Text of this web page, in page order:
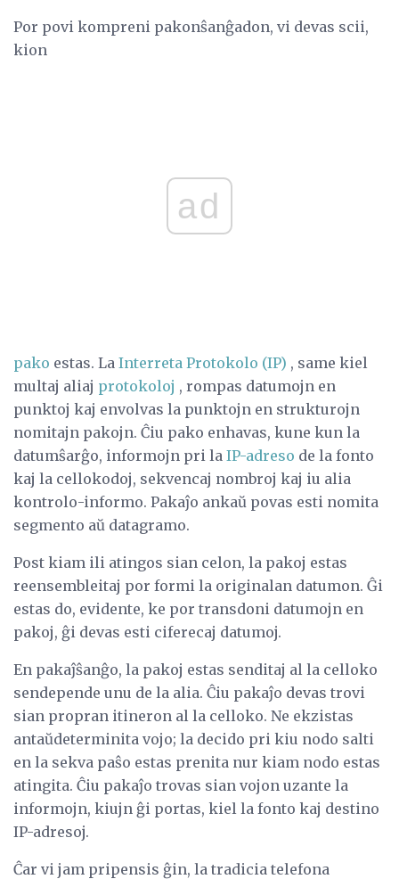
Por povi kompreni pakonŝanĝadon, vi devas scii,
kion
ad
pako estas. La Interreta Protokolo (IP) , same kiel
multaj aliaj protokoloj , rompas datumojn en
punktoj kaj envolvas la punktojn en strukturojn
nomitajn pakojn. Ĉiu pako enhavas, kune kun la
datumŝarĝo, informojn pri la IP-adreso de la fonto
kaj la cellokodoj, sekvencaj nombroj kaj iu alia
kontrolo-informo. Pakaĵo ankaŭ povas esti nomita
segmento aŭ datagramo.
Post kiam ili atingos sian celon, la pakoj estas
reensembleitaj por formi la originalan datumon. Ĝi
estas do, evidente, ke por transdoni datumojn en
pakoj, ĝi devas esti ciferecaj datumoj.
En pakaĵŝanĝo, la pakoj estas senditaj al la celloko
sendepende unu de la alia. Ĉiu pakaĵo devas trovi
sian propran itineron al la celloko. Ne ekzistas
antaŭdeterminita vojo; la decido pri kiu nodo salti
en la sekva paŝo estas prenita nur kiam nodo estas
atingita. Ĉiu pakaĵo trovas sian vojon uzante la
informojn, kiujn ĝi portas, kiel la fonto kaj destino
IP-adresoj.
Ĉar vi jam pripensis ĝin, la tradicia telefona